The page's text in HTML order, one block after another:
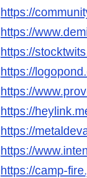
https://
https://
https://
https://
https://
https://
https://
https://
https://camp-